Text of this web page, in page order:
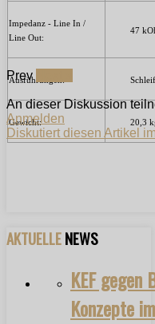
Impedanz - Line In /
Line Out:
47
Ausführungen:
Gewicht: 20,3
Prev
An dieser Diskussion
Anmelden
Diskutiert diesen Artikel
AKTUELLENEWS
KEF gegen
Konzepte